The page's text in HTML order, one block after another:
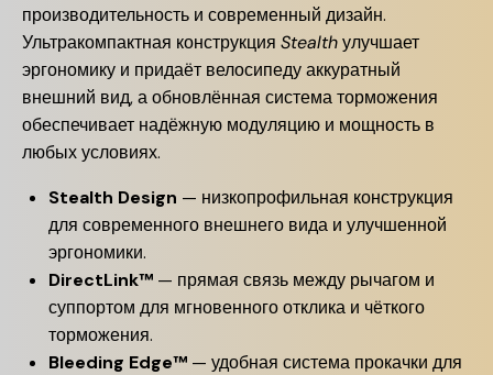
производительность и современный дизайн.
Ультракомпактная конструкция Stealthулучшает
эргономику и придаёт велосипеду аккуратный
внешний вид, а обновлённая система торможения
обеспечивает надёжную модуляцию и мощность в
любых условиях.
Stealth Design — низкопрофильная конструкция
для современного внешнего вида и улучшенной
эргономики.
DirectLink™ — прямая связь между рычагом и
суппортом для мгновенного отклика и чёткого
торможения.
Bleeding Edge™ — удобная система прокачки для